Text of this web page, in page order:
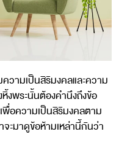
วามเป็นสิริมงคลและความ
งพระนั้นต้องคำนึงถึงข้อ
เพื่อความเป็นสิริมงคลตาม
ะมาดูข้อห้ามเหล่านี้กันว่า